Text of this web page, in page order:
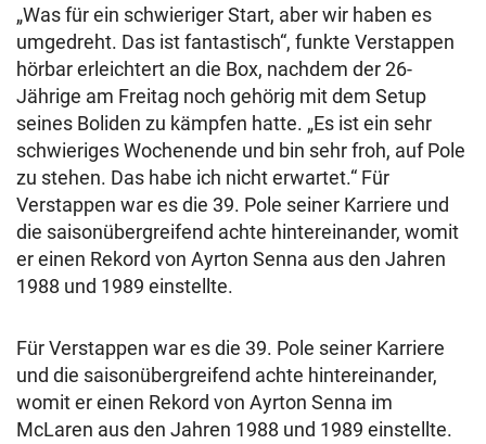
„Was für ein schwieriger Start, aber wir haben es
umgedreht. Das ist fantastisch“, funkte Verstappen
hörbar erleichtert an die Box, nachdem der 26-
Jährige am Freitag noch gehörig mit dem Setup
seines Boliden zu kämpfen hatte. „Es ist ein sehr
schwieriges Wochenende und bin sehr froh, auf Pole
zu stehen. Das habe ich nicht erwartet.“ Für
Verstappen war es die 39. Pole seiner Karriere und
die saisonübergreifend achte hintereinander, womit
er einen Rekord von Ayrton Senna aus den Jahren
1988 und 1989 einstellte.
Für Verstappen war es die 39. Pole seiner Karriere
und die saisonübergreifend achte hintereinander,
womit er einen Rekord von Ayrton Senna im
McLaren aus den Jahren 1988 und 1989 einstellte.